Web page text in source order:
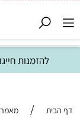
להזמנות
דף הבית /